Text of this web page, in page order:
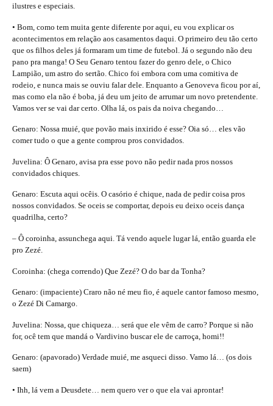
ilustres e especiais.
• Bom, como tem muita gente diferente por aqui, eu vou explicar os
acontecimentos em relação aos casamentos daqui. O primeiro deu tão certo
que os filhos deles já formaram um time de futebol. Já o segundo não deu
pano pra manga! O Seu Genaro tentou fazer do genro dele, o Chico
Lampião, um astro do sertão. Chico foi embora com uma comitiva de
rodeio, e nunca mais se ouviu falar dele. Enquanto a Genoveva ficou por aí,
mas como ela não é boba, já deu um jeito de arrumar um novo pretendente.
Vamos ver se vai dar certo. Olha lá, os pais da noiva chegando…
Genaro: Nossa muié, que povão mais inxirido é esse? Oia só… eles vão
comer tudo o que a gente comprou pros convidados.
Juvelina: Ô Genaro, avisa pra esse povo não pedir nada pros nossos
convidados chiques.
Genaro: Escuta aqui ocêis. O casório é chique, nada de pedir coisa pros
nossos convidados. Se oceis se comportar, depois eu deixo oceis dança
quadrilha, certo?
– Ô coroinha, assunchega aqui. Tá vendo aquele lugar lá, então guarda ele
pro Zezé.
Coroinha: (chega correndo) Que Zezé? O do bar da Tonha?
Genaro: (impaciente) Craro não né meu fio, é aquele cantor famoso mesmo,
o Zezé Di Camargo.
Juvelina: Nossa, que chiqueza… será que ele vêm de carro? Porque si não
for, ocê tem que mandá o Vardivino buscar ele de carroça, homi!!
Genaro: (apavorado) Verdade muié, me asqueci disso. Vamo lá… (os dois
saem)
• Ihh, lá vem a Deusdete… nem quero ver o que ela vai aprontar!